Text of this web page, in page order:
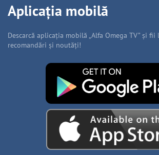
Aplicația mobilă
Descarcă aplicația mobilă „Alfa Omega TV” și
recomandări și noutăți!